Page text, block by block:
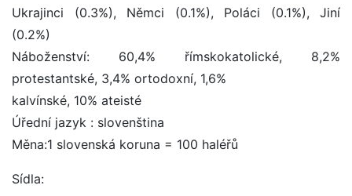
Ukrajinci (0.3%), Němci (0.1%), Poláci (0.1%), Jiní
(0.2%)
Náboženství: 60,4% římskokatolické, 8,2%
protestantské, 3,4% ortodoxní, 1,6%
kalvínské, 10% ateisté
Úřední jazyk : slovenština
Měna:1 slovenská koruna = 100 haléřů
Sídla: